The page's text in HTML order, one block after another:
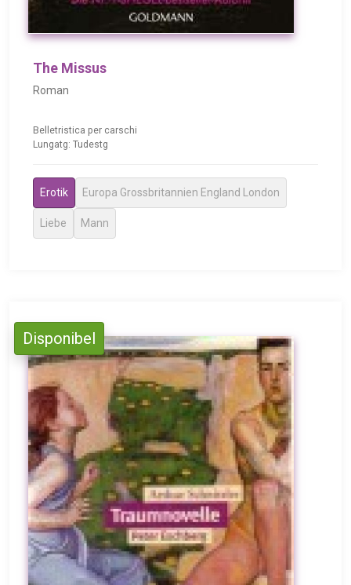
The Missus
Roman
Belletristica per carschi
Lungatg: Tudestg
Erotik Europa Grossbritannien England London
Liebe Mann
Disponibel